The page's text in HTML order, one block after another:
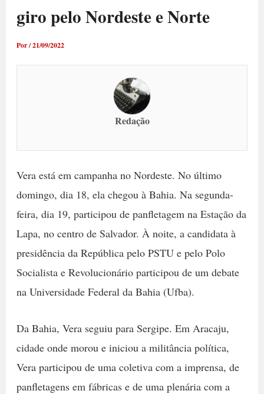
giro pelo Nordeste e Norte
Por/21/09/2022
Redação
Vera está em campanha no Nordeste. No último
domingo, dia 18, ela chegou à Bahia. Na segunda-
feira, dia 19, participou de panfletagem na Estação da
Lapa, no centro de Salvador. À noite, a candidata à
presidência da República pelo PSTU e pelo Polo
Socialista e Revolucionário participou de um debate
na Universidade Federal da Bahia (Ufba).
Da Bahia, Vera seguiu para Sergipe. Em Aracaju,
cidade onde morou e iniciou a militância política,
Vera participou de uma coletiva com a imprensa, de
panfletagens em fábricas e de uma plenária com a